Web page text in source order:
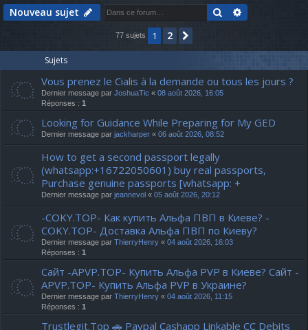
pi
h
Nouveau sujet Rechercher
77 sujets 1 2
Sujets
Vous prenez le Cialis à la demande ou tous les jours ?
Dernier message par JoshuaTic « 08 août 2026, 16:05
Réponses : 1
Looking for Guidance While Preparing for My GED
Dernier message par jackharper « 06 août 2026, 08:52
How to get a second passport legally
(whatsapp:+16722050601) buy real passports,
Purchase genuine passports [whatsapp: +
Dernier message par jeannevol « 05 août 2026, 20:12
-COKY.TOP- Как купить Альфа ПВП в Киеве? -
COKY.TOP- Доставка Альфа ПВП по Киеву?
Dernier message par ThierryHenry « 04 août 2026, 16:03
Réponses : 1
Сайт -APVP.TOP- Купить Альфа PVP в Киеве? Сайт -
APVP.TOP- Купить Альфа PVP в Украине?
Dernier message par ThierryHenry « 04 août 2026, 11:15
Réponses : 1
Trustlegit.Top 🚗 Paypal Cashapp Linkable CC Debits